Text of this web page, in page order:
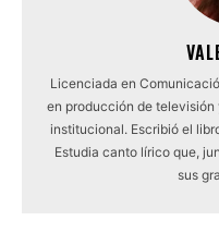
Licenciada en
en producción de
institucional. Escribió el
Estudia canto lírico que,
sus